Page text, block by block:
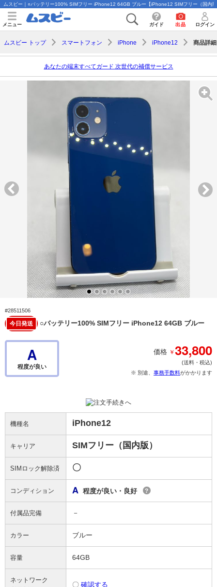
ムスビー｜○バッテリー100% SIMフリー iPhone12 64GB ブルー【iPhone12 SIMフリー（国内
メニュー ガイド 出品 ログイン
ムスビー トップ スマートフォン iPhone iPhone12 商品詳細
あなたの端末すべてガード 次世代の補償サービス
#28511506
今日発送 ○バッテリー100% SIMフリー iPhone12 64GB ブルー
A
程度が良い
価格 ￥33,800
(送料・税込)
※ 別途、 事務手数料がかかります
機種名 iPhone12
キャリア SIMフリー（国内版）
SIMロック解除済 〇
コンディション A 程度が良い・良好 ?
付属品完備 －
カラー ブルー
容量 64GB
ネットワーク
〇 確認する